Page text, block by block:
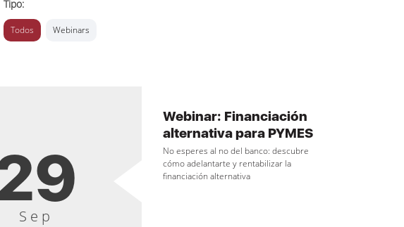
Tipo:
Todos Webinars
Sep
Webinar: Financiación
alternativa para PYMES
No esperes al no del banco: descubre
cómo adelantarte y rentabilizar la
financiación alternativa